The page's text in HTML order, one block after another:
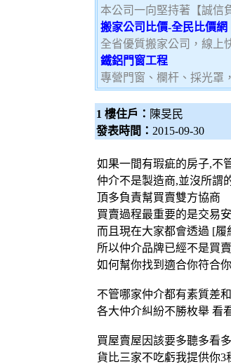
本公司一向堅持著【誠信
搬家公司比價-全民比價網
全省優質搬家公司，線上
鐵鋁門窗工程
專營門窗、欄杆、採光罩
1 樓住戶： 陳旻民
發表時間： 2015-09-30
如果一間有瑕疵的房子,不
仲介不是製造商,並沒所謂
頂多負責幫買賣雙方協商
買賣過程最重要的是交易
而且現在大家都會透過 [
所以仲介品牌已經不是買
如何幫你找到適合你符合
不管哪家仲介都有素質差
各大仲介糾紛不勝枚舉 看
買屋賣屋因該要多聽多看
貨比三家不吃虧我提供你3